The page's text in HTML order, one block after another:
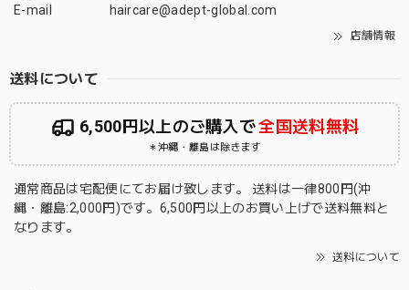
E-mail
haircare@adept-global.com
店舗情報
送料について
6,500円以上のご購入で全国送料無料
＊沖縄・離島は除きます
通常商品は宅配便にてお届け致します。 送料は一律800円(沖
縄・離島:2,000円)です。6,500円以上のお買い上げで送料無料と
なります。
送料について